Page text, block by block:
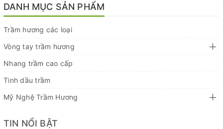
DANH MỤC SẢN PHẨM
Trầm hương các loại
Vòng tay trầm hương
Nhang trầm cao cấp
Tinh dầu trầm
Mỹ Nghệ Trầm Hương
TIN NỔI BẬT